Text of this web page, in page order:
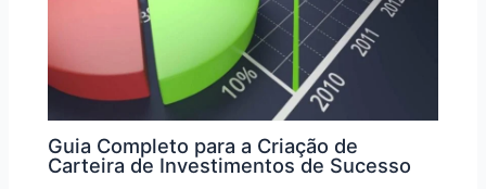
Guia Completo para a Criação de
Carteira de Investimentos de Sucesso